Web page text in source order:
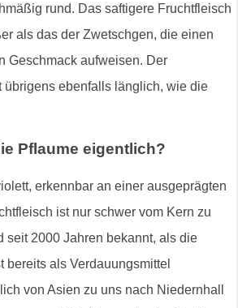
rund. Das saftigere Fruchtfleisch
als das der Zwetschgen, die einen
Geschmack aufweisen. Der
übrigens ebenfalls länglich, wie die
Pflaume eigentlich?
erkennbar an einer ausgeprägten
ist nur schwer vom Kern zu
seit 2000 Jahren bekannt, als die
bereits als Verdauungsmittel
von Asien zu uns nach Niedernhall